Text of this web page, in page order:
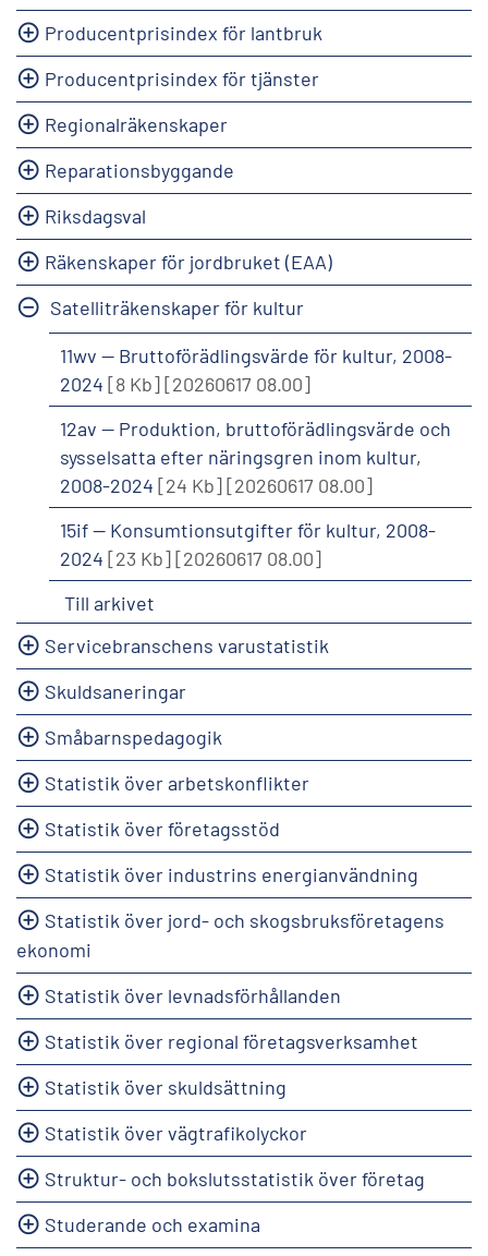
Producentprisindex för lantbruk
Producentprisindex för tjänster
Regionalräkenskaper
Reparationsbyggande
Riksdagsval
Räkenskaper för jordbruket (EAA)
Satelliträkenskaper för kultur
11wv -- Bruttoförädlingsvärde för kultur, 2008-
2024 [8 Kb][20260617 08.00]
12av -- Produktion, bruttoförädlingsvärde och
sysselsatta efter näringsgren inom kultur,
2008-2024 [24 Kb][20260617 08.00]
15if -- Konsumtionsutgifter för kultur, 2008-
2024 [23 Kb][20260617 08.00]
Till arkivet
Servicebranschens varustatistik
Skuldsaneringar
Småbarnspedagogik
Statistik över arbetskonflikter
Statistik över företagsstöd
Statistik över industrins energianvändning
Statistik över jord- och skogsbruksföretagens
ekonomi
Statistik över levnadsförhållanden
Statistik över regional företagsverksamhet
Statistik över skuldsättning
Statistik över vägtrafikolyckor
Struktur- och bokslutsstatistik över företag
Studerande och examina